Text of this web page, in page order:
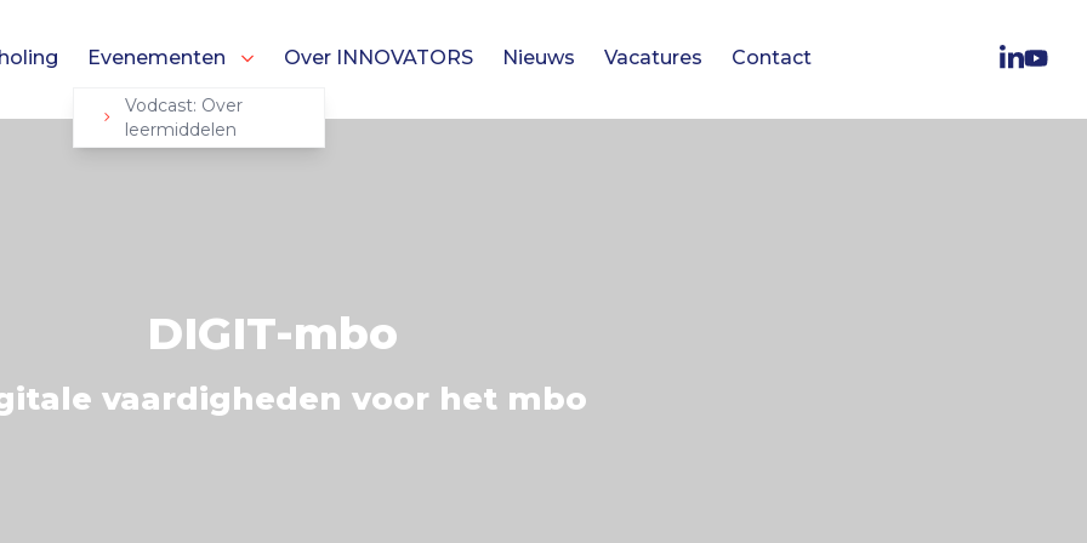
Evenementen
Vodcast: Over
leermiddelen
Over INNOVATORS Nieuws Vacatures Contact
DIGIT-mbo
vaardigheden voor het mbo